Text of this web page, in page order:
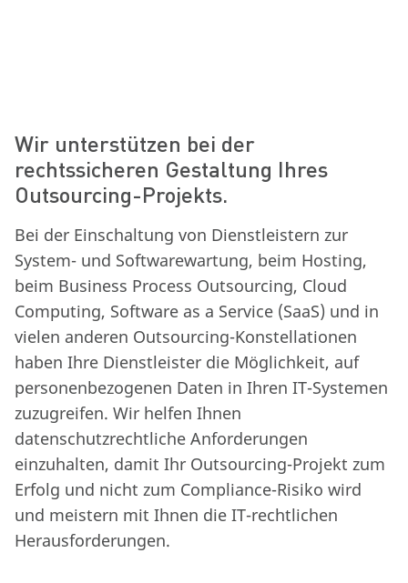
Wir unterstützen bei der
rechtssicheren Gestaltung Ihres
Outsourcing-Projekts.
Bei der Einschaltung von Dienstleistern zur
System- und Softwarewartung, beim Hosting,
beim Business Process Outsourcing, Cloud
Computing, Software as a Service (SaaS) und in
vielen anderen Outsourcing-Konstellationen
haben Ihre Dienstleister die Möglichkeit, auf
personenbezogenen Daten in Ihren IT-Systemen
zuzugreifen. Wir helfen Ihnen
datenschutzrechtliche Anforderungen
einzuhalten, damit Ihr Outsourcing-Projekt zum
Erfolg und nicht zum Compliance-Risiko wird
und meistern mit Ihnen die IT-rechtlichen
Herausforderungen.